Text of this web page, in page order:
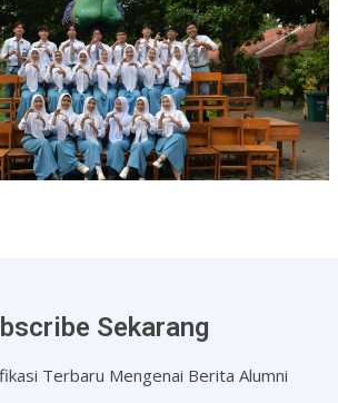
Sekarang
Terbaru Mengenai Berita Alumni